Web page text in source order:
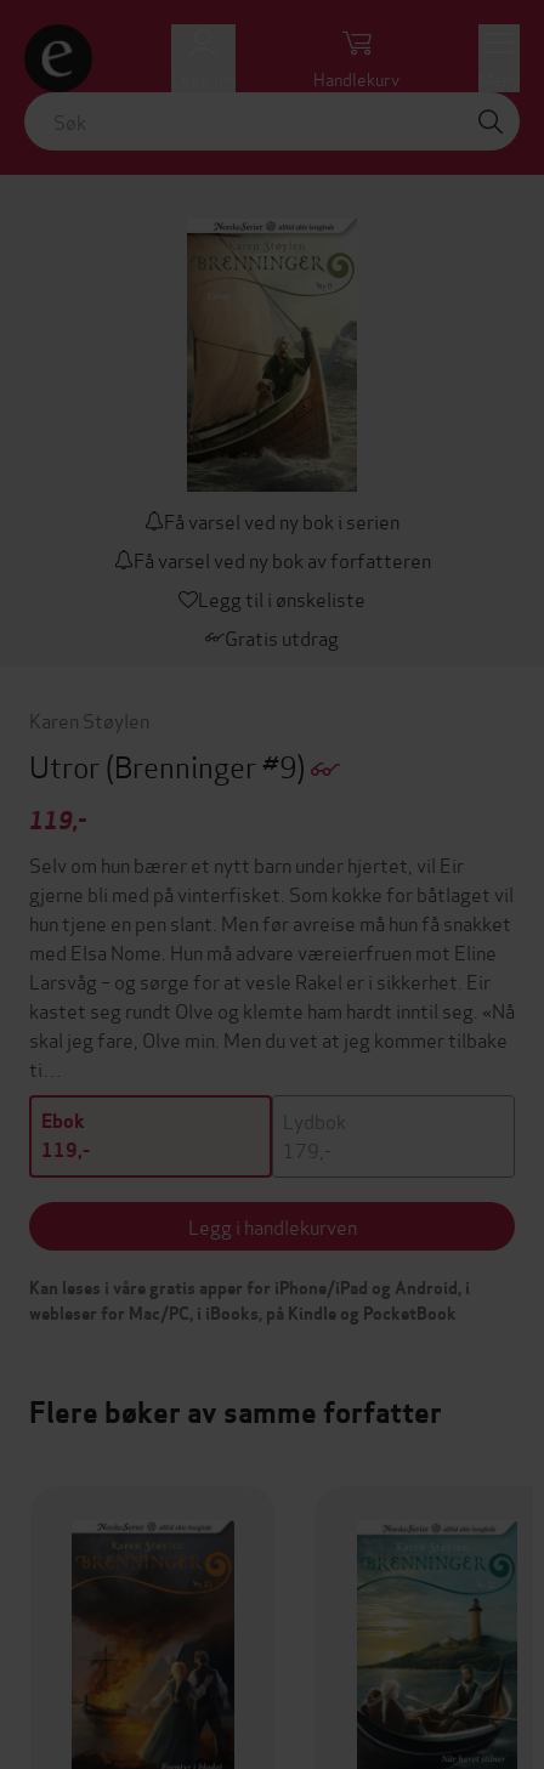
Handlekurv
Få varsel ved ny bok i serien
Få varsel ved ny bok av forfatteren
Legg til i ønskeliste
Gratis utdrag
Karen Støylen
Utror(Brenninger #9)
119,-
Selv om hun bærer et nytt barn under hjertet, vil Eir
gjerne bli med på vinterfisket. Som kokke for båtlaget vil
hun tjene en pen slant. Men før avreise må hun få snakket
med Elsa Nome. Hun må advare væreierfruen mot Eline
Larsvåg – og sørge for at vesle Rakel er i sikkerhet. Eir
kastet seg rundt Olve og klemte ham hardt inntil seg. «Nå
skal jeg fare, Olve min. Men du vet at jeg kommer tilbake
ti…
Ebok
119,-
Lydbok
179,-
Legg i handlekurven
Kan leses i våre gratis apper for iPhone/iPad og Android, i
webleser for Mac/PC, i iBooks, på Kindle og PocketBook
Flere bøker av samme forfatter